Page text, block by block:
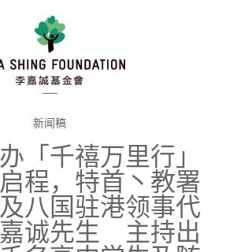
繁體
新闻稿
「千禧万里行」
程，特首丶教署
八国驻港领事代
诚先生 主持出